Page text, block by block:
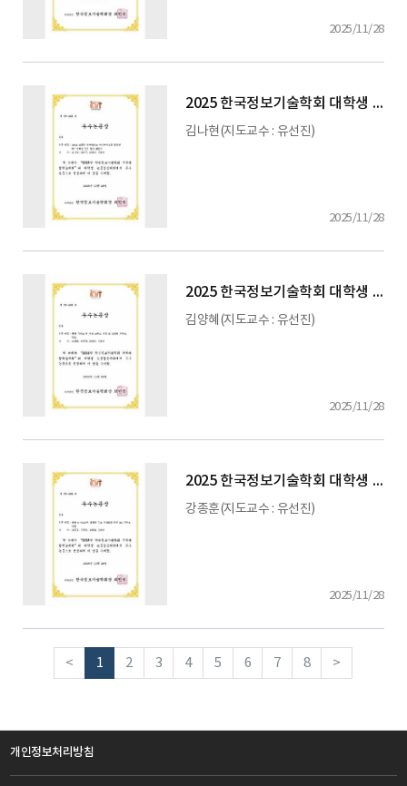
2025/11/28
2025 한국정보기술학회 대학생 논문 경진대회
김나현(지도교수 : 유선진)
2025/11/28
2025 한국정보기술학회 대학생 논문 경진대회
김양혜(지도교수 : 유선진)
2025/11/28
2025 한국정보기술학회 대학생 논문 경진대회
강종훈(지도교수 : 유선진)
2025/11/28
< 1 2 3 4 5 6 7 8 >
개인정보처리방침